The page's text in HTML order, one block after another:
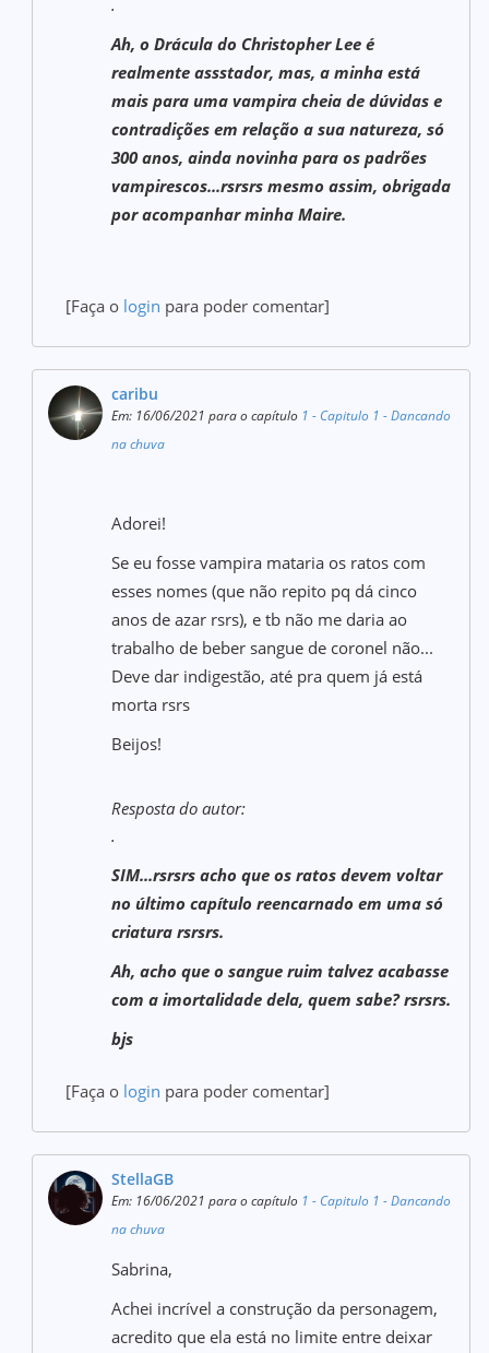
.
Ah, o Drácula do Christopher Lee é
realmente assstador, mas, a minha está
mais para uma vampira cheia de dúvidas e
contradições em relação a sua natureza, só
300 anos, ainda novinha para os padrões
vampirescos...rsrsrs mesmo assim, obrigada
por acompanhar minha Maire.
[Faça o login para poder comentar]
caribu
Em: 16/06/2021 para o capítulo 1 - Capitulo 1 - Dancando
na chuva
Adorei!
Se eu fosse vampira mataria os ratos com
esses nomes (que não repito pq dá cinco
anos de azar rsrs), e tb não me daria ao
trabalho de beber sangue de coronel não...
Deve dar indigestão, até pra quem já está
morta rsrs
Beijos!
Resposta do autor:
.
SIM...rsrsrs acho que os ratos devem voltar
no último capítulo reencarnado em uma só
criatura rsrsrs.
Ah, acho que o sangue ruim talvez acabasse
com a imortalidade dela, quem sabe? rsrsrs.
bjs
[Faça o login para poder comentar]
StellaGB
Em: 16/06/2021 para o capítulo 1 - Capitulo 1 - Dancando
na chuva
Sabrina,
Achei incrível a construção da personagem,
acredito que ela está no limite entre deixar